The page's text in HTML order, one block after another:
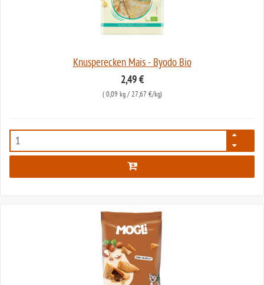
Knusperecken Mais - Byodo Bio
2,49 €
( 0,09 kg/ 27,67 €/kg)
5040